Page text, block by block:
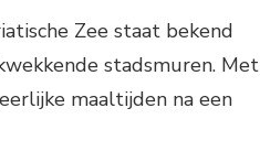
Zee staat bekend
stadsmuren. Met
maaltijden na een